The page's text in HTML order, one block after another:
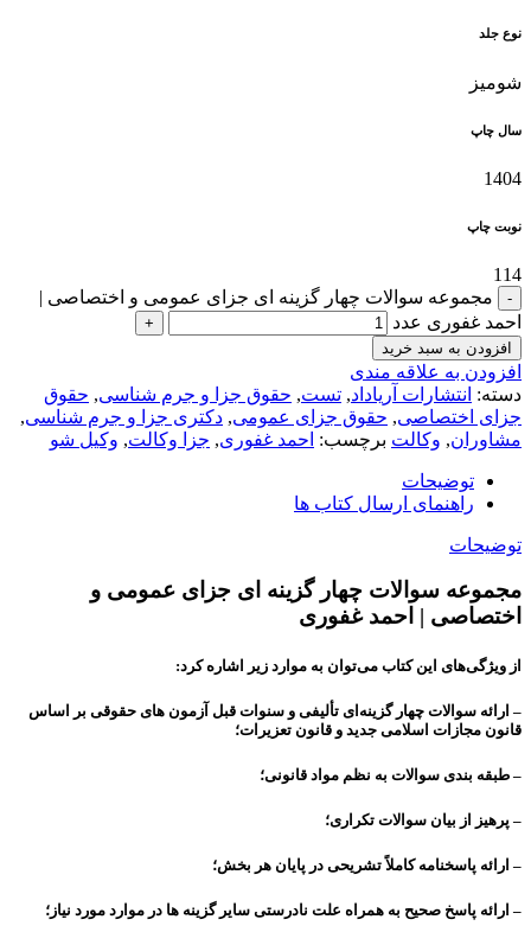
نوع جلد
شومیز
سال چاپ
1404
نوبت چاپ
114
مجموعه سوالات چهار گزینه ای جزای عمومی و اختصاصی |
احمد غفوری عدد
افزودن به سبد خرید
افزودن به علاقه مندی
دسته: انتشارات آریاداد, تست, حقوق جزا و جرم شناسی, حقوق
جزای اختصاصی, حقوق جزای عمومی, دکتری جزا و جرم شناسی,
مشاوران, وکالت برچسب: احمد غفوری, جزا وکالت, وکیل شو
توضیحات
راهنمای ارسال کتاب ها
توضیحات
مجموعه سوالات چهار گزینه ای جزای عمومی و
اختصاصی | احمد غفوری
از ویژگی‌های این کتاب می‌توان به موارد زیر اشاره کرد:
– ارائه سوالات چهار گزینه‌ای تألیفی و سنوات قبل آزمون های حقوقی بر اساس
قانون مجازات اسلامی جدید و قانون تعزیرات؛
– طبقه بندی سوالات به نظم مواد قانونی؛
– پرهیز از بیان سوالات تکراری؛
– ارائه پاسخنامه کاملاً تشریحی در پایان هر بخش؛
– ارائه پاسخ صحیح به همراه علت نادرستی سایر گزینه ها در موارد مورد نیاز؛